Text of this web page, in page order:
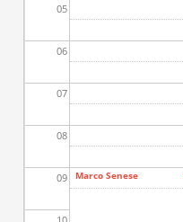
05
06
07
08
09 Marco Senese